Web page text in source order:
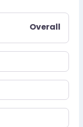
Overall